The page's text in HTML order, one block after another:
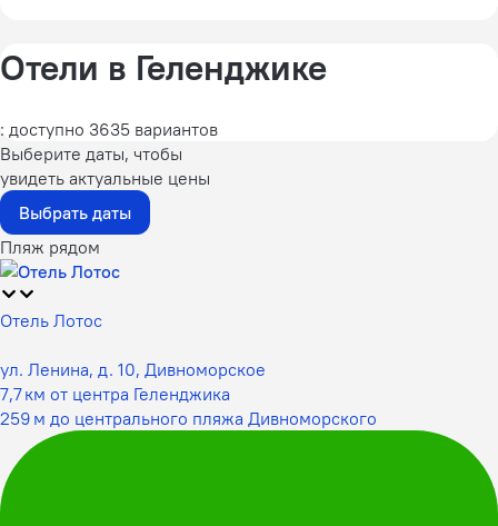
Отели в Геленджике
: доступно 3635 вариантов
Выберите даты, чтобы
увидеть актуальные цены
Выбрать даты
Пляж рядом
Отель Лотос
ул. Ленина, д. 10, Дивноморское
7,7 км от центра Геленджика
259 м до центрального пляжа Дивноморского